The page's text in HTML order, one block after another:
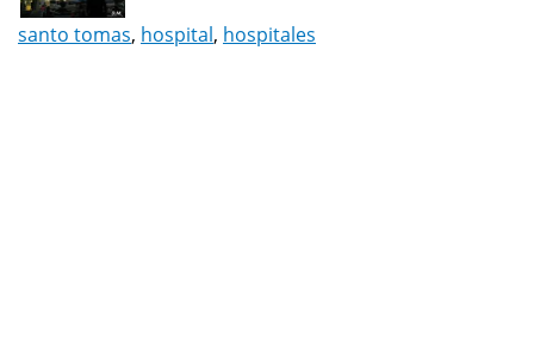
santo tomas, hospital, hospitales